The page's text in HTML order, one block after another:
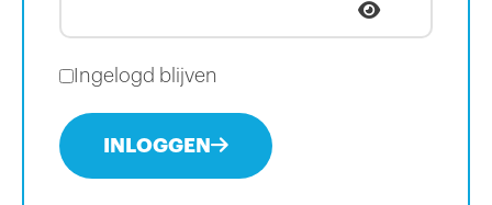
Ingelogd blijven
INLOGGEN